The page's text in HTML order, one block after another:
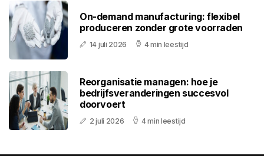
On-demand manufacturing: flexibel
produceren zonder grote voorraden
14 juli 2026 4 min leestijd
Reorganisatie managen: hoe je
bedrijfsveranderingen succesvol
doorvoert
2 juli 2026 4 min leestijd